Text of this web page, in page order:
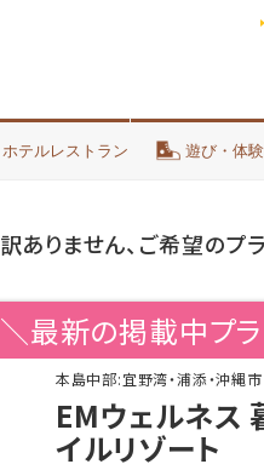
ホテルレストラン 遊び・体験
ありません、ご希望のプ
＼最新の掲載中プ
本島中部:宜野湾・浦添・沖縄市
EMウェルネス
イルリゾート